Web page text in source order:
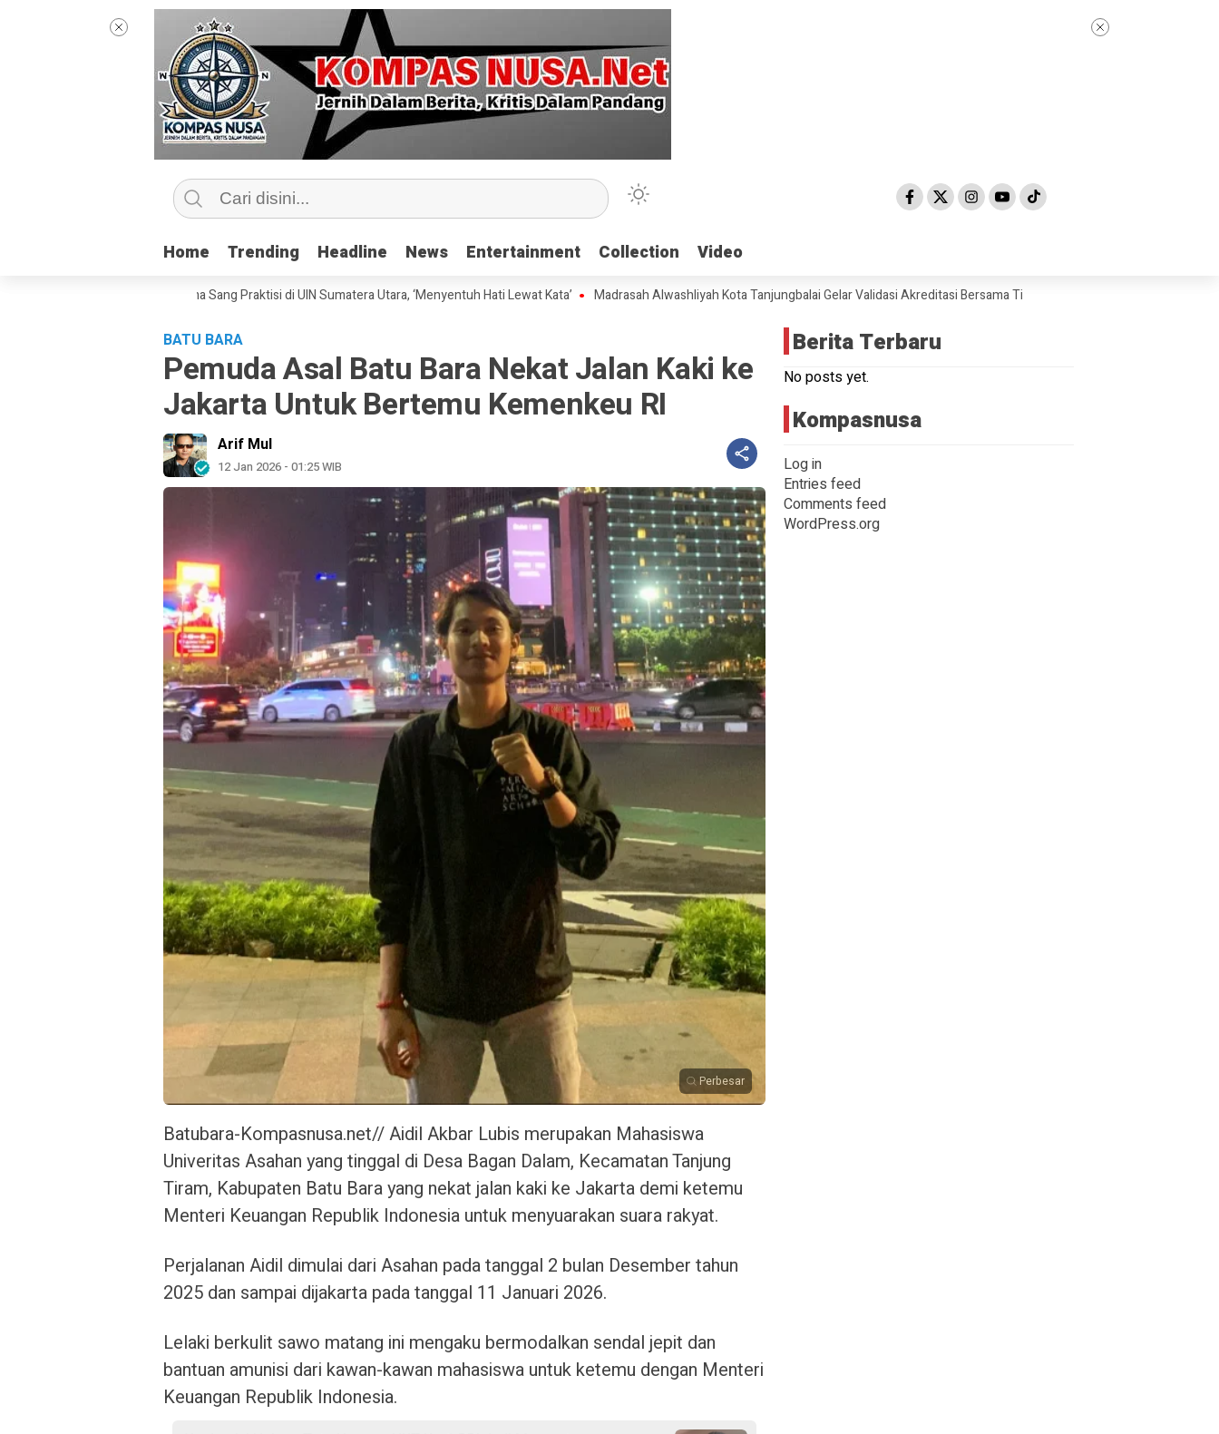
Home Trending Headline News Entertainment Collection Video
Home Trending Headline News Entertainment Collection Video
Kelas Jurnalisme Bersama Sang Praktisi di UIN Sumatera Utara, ‘Menyentuh Hati Lewat Kata’ Madrasah Alwashliyah Kota Tanjungbalai Gelar Validasi Akreditasi Bersama Tim Asesor BAN-PDM Tahun 2026
BATU BARA
Pemuda Asal Batu Bara Nekat Jalan Kaki ke
Jakarta Untuk Bertemu Kemenkeu RI
Arif Mul
12 Jan 2026 - 01:25 WIB
Perbesar
Batubara-Kompasnusa.net// Aidil Akbar Lubis merupakan Mahasiswa
Univeritas Asahan yang tinggal di Desa Bagan Dalam, Kecamatan Tanjung
Tiram, Kabupaten Batu Bara yang nekat jalan kaki ke Jakarta demi ketemu
Menteri Keuangan Republik Indonesia untuk menyuarakan suara rakyat.
Perjalanan Aidil dimulai dari Asahan pada tanggal 2 bulan Desember tahun
2025 dan sampai dijakarta pada tanggal 11 Januari 2026.
Lelaki berkulit sawo matang ini mengaku bermodalkan sendal jepit dan
bantuan amunisi dari kawan-kawan mahasiswa untuk ketemu dengan Menteri
Keuangan Republik Indonesia.
Berita Terbaru
No posts yet.
Kompasnusa
Log in
Entries feed
Comments feed
WordPress.org